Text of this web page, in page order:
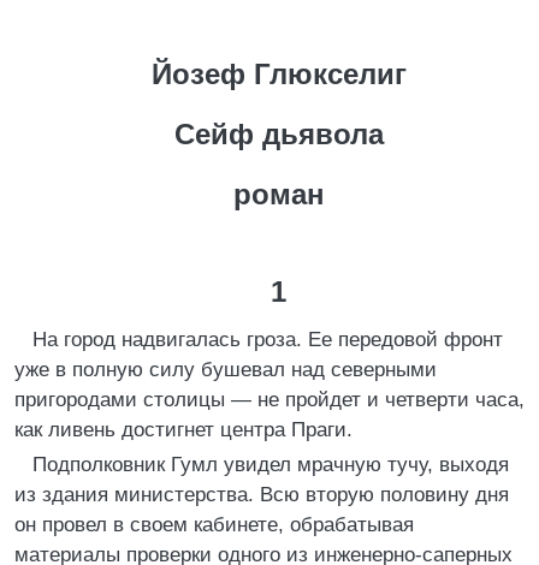
Йозеф Глюкселиг
Сейф дьявола
роман
1
На город надвигалась гроза. Ее передовой фронт
уже в полную силу бушевал над северными
пригородами столицы — не пройдет и четверти часа,
как ливень достигнет центра Праги.
Подполковник Гумл увидел мрачную тучу, выходя
из здания министерства. Всю вторую половину дня
он провел в своем кабинете, обрабатывая
материалы проверки одного из инженерно-саперных